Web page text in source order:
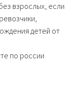
взрослых, если
детей от